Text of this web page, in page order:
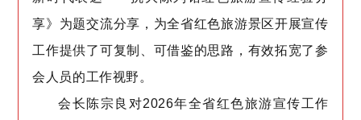
享》为题交流分享，为全省红色旅游景区开展宣传
工作提供了可复制、可借鉴的思路，有效拓宽了参
会人员的工作视野。
会长陈宗良对2026年全省红色旅游宣传工作